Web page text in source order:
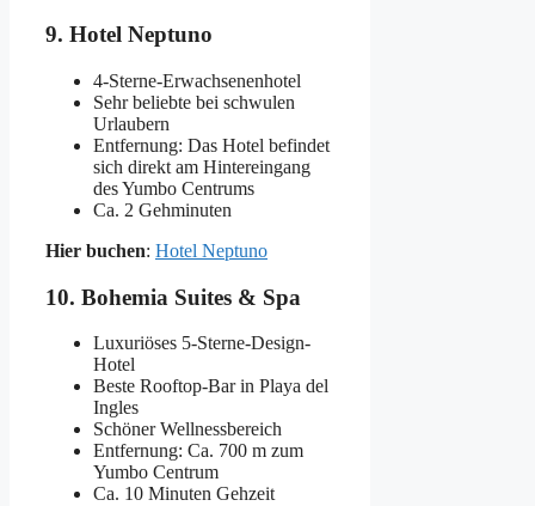
9. Hotel Neptuno
4-Sterne-Erwachsenenhotel
Sehr beliebte bei schwulen
Urlaubern
Entfernung: Das Hotel befindet
sich direkt am Hintereingang
des Yumbo Centrums
Ca. 2 Gehminuten
Hier buchen: Hotel Neptuno
10. Bohemia Suites & Spa
Luxuriöses 5-Sterne-Design-
Hotel
Beste Rooftop-Bar in Playa del
Ingles
Schöner Wellnessbereich
Entfernung: Ca. 700 m zum
Yumbo Centrum
Ca. 10 Minuten Gehzeit